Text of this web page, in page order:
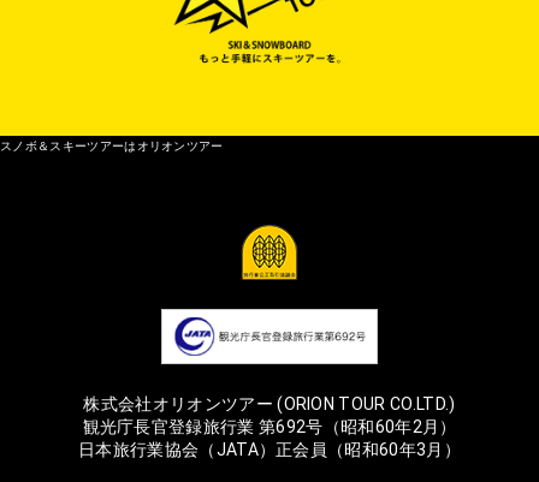
スノボ＆スキーツアーはオリオンツアー
株式会社オリオンツアー (ORION TOUR CO.LTD.)
観光庁長官登録旅行業 第692号（昭和60年2月）
日本旅行業協会（JATA）正会員（昭和60年3月）